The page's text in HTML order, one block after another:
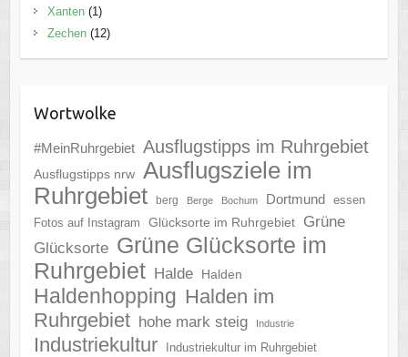
Xanten(1)
Zechen(12)
Wortwolke
#MeinRuhrgebiet Ausflugstipps im Ruhrgebiet
Ausflugstipps nrw Ausflugsziele im
Ruhrgebiet
berg Berge Bochum Dortmund
essen
Fotos auf Instagram
Glücksorte im Ruhrgebiet
Grüne
Glücksorte Grüne Glücksorte im
Ruhrgebiet Halde Halden
Haldenhopping Halden im
Ruhrgebiet hohe mark steig Industrie
Industriekultur Industriekultur im Ruhrgebiet